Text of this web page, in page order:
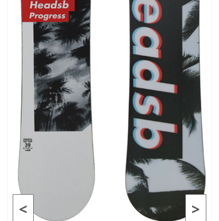
>
<